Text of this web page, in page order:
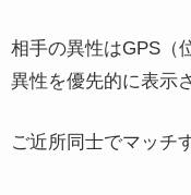
相手の異性はGPS（
異性を優先的に表示
ご近所同士でマッチ